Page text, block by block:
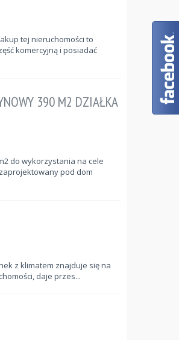
tej nieruchomości to
komercyjną i posiadać
390 M2 DZIAŁKA
do wykorzystania na cele
pod dom
z klimatem znajduje się na
daje przes...